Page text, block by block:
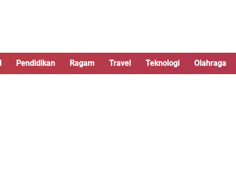
Pendidikan Ragam Travel Teknologi Olahraga